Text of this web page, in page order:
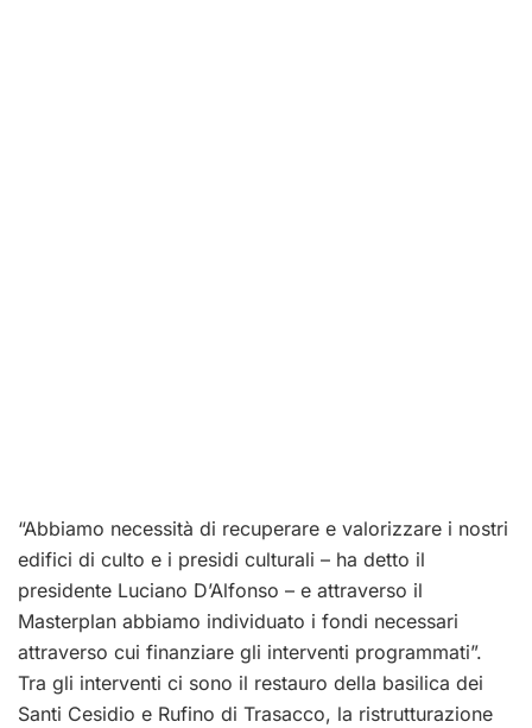
“Abbiamo necessità di recuperare e valorizzare i nostri
edifici di culto e i presidi culturali – ha detto il
presidente Luciano D’Alfonso – e attraverso il
Masterplan abbiamo individuato i fondi necessari
attraverso cui finanziare gli interventi programmati”.
Tra gli interventi ci sono il restauro della basilica dei
Santi Cesidio e Rufino di Trasacco, la ristrutturazione